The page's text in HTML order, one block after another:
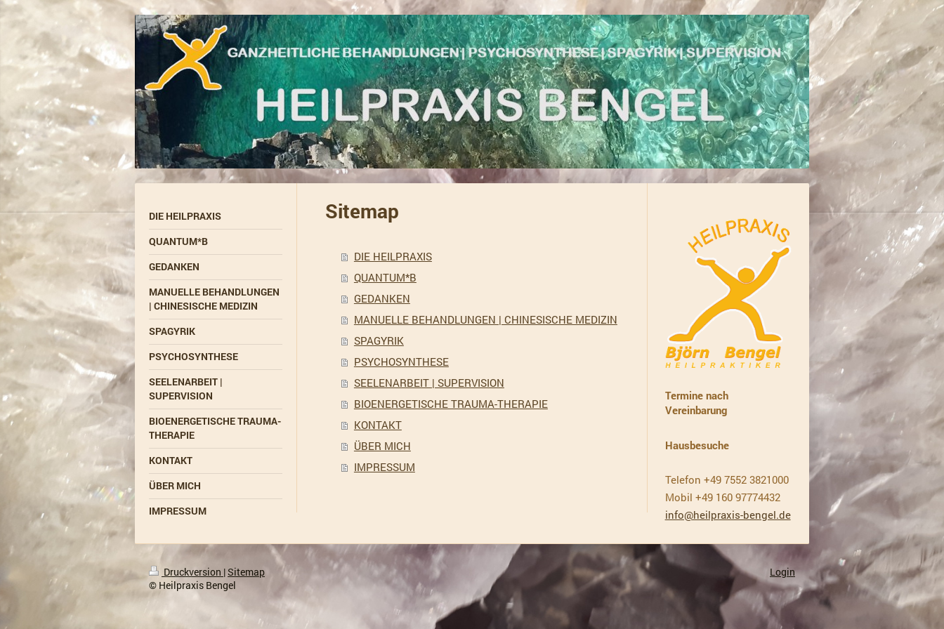
DIE HEILPRAXIS
QUANTUM*B
GEDANKEN
MANUELLE BEHANDLUNGEN
| CHINESISCHE MEDIZIN
SPAGYRIK
PSYCHOSYNTHESE
SEELENARBEIT |
SUPERVISION
BIOENERGETISCHE TRAUMA-
THERAPIE
KONTAKT
ÜBER MICH
IMPRESSUM
Sitemap
DIE HEILPRAXIS
QUANTUM*B
GEDANKEN
MANUELLE BEHANDLUNGEN | CHINESISCHE MEDIZIN
SPAGYRIK
PSYCHOSYNTHESE
SEELENARBEIT | SUPERVISION
BIOENERGETISCHE TRAUMA-THERAPIE
KONTAKT
ÜBER MICH
IMPRESSUM
Termine nach
Vereinbarung
Hausbesuche
Telefon +49 7552 3821000
Mobil +49 160 97774432
info@heilpraxis-bengel.de
Druckversion |Sitemap
© Heilpraxis Bengel
Login